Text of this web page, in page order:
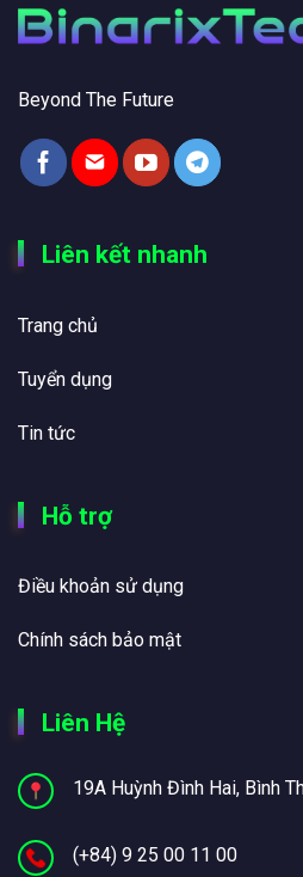
Beyond The Future
Liên kết nhanh
Trang chủ
Tuyển dụng
Tin tức
Hỗ trợ
Điều khoản sử dụng
Chính sách bảo mật
Liên Hệ
19A Huỳnh Đình Hai, Bình
(+84) 9 25 00 11 00